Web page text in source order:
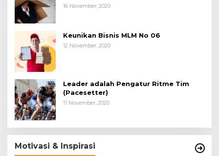
16 November, 2020
Keunikan Bisnis MLM No 06
12 November, 2020
Leader adalah Pengatur Ritme Tim
(Pacesetter)
11 November, 2020
Motivasi & Inspirasi